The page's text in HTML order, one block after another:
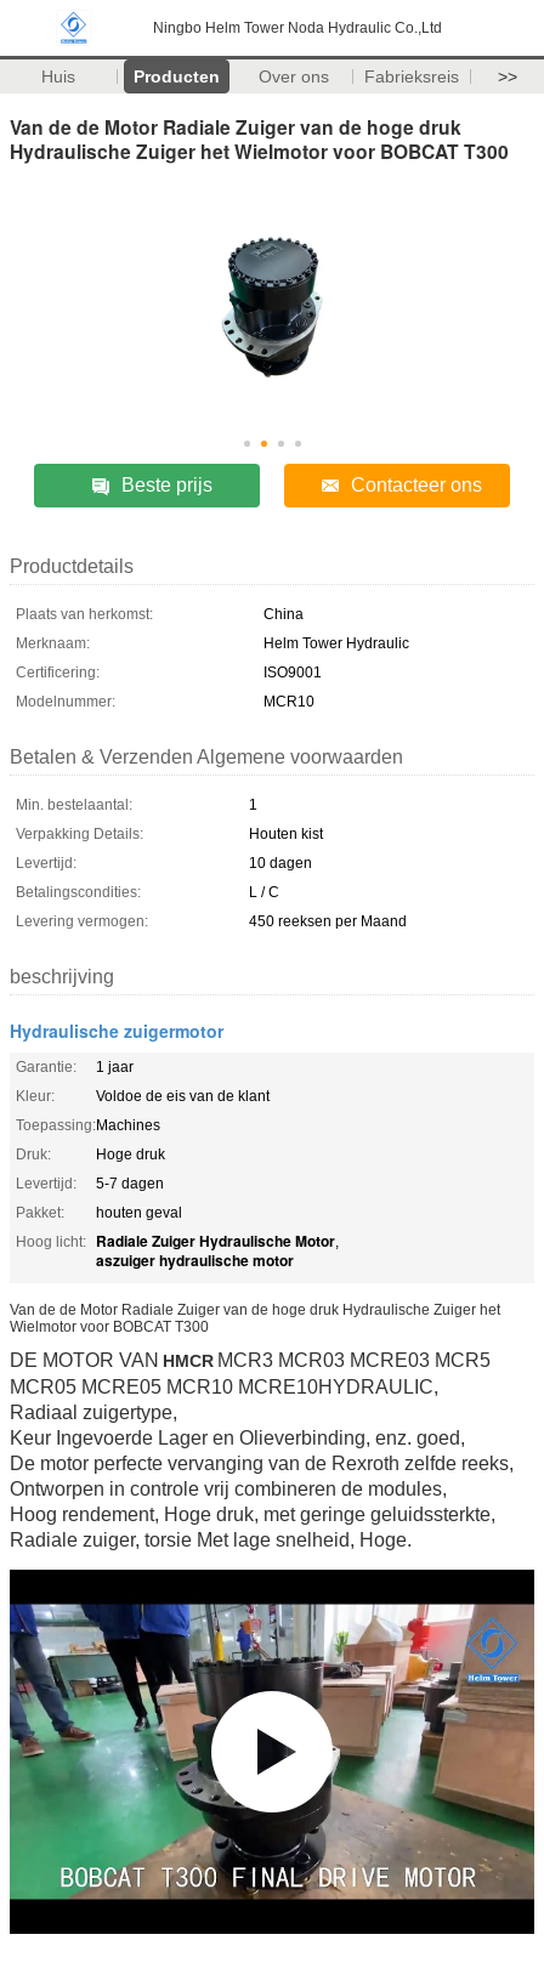
Ningbo Helm Tower Noda Hydraulic Co.,Ltd
Huis Producten Over ons Fabrieksreis >>
Van de de Motor Radiale Zuiger van de hoge druk
Hydraulische Zuiger het Wielmotor voor BOBCAT T300
Beste prijs Contacteer ons
Productdetails
Plaats van herkomst:
China
Merknaam:
Helm Tower Hydraulic
Certificering:
ISO9001
Modelnummer:
MCR10
Betalen & Verzenden Algemene voorwaarden
Min. bestelaantal:
1
Verpakking Details:
Houten kist
Levertijd:
10 dagen
Betalingscondities:
L / C
Levering vermogen:
450 reeksen per Maand
beschrijving
Hydraulische zuigermotor
Garantie:
1 jaar
Kleur:
Voldoe de eis van de klant
Toepassing:Machines
Druk:
Hoge druk
Levertijd:
5-7 dagen
Pakket:
houten geval
Hoog licht:
Radiale Zuiger Hydraulische Motor,
aszuiger hydraulische motor
Van de de Motor Radiale Zuiger van de hoge druk Hydraulische Zuiger het
Wielmotor voor BOBCAT T300
DE MOTOR VAN HMCR MCR3 MCR03 MCRE03 MCR5
MCR05 MCRE05 MCR10 MCRE10HYDRAULIC,
Radiaal zuigertype,
Keur Ingevoerde Lager en Olieverbinding, enz. goed,
De motor perfecte vervanging van de Rexroth zelfde reeks,
Ontworpen in controle vrij combineren de modules,
Hoog rendement, Hoge druk, met geringe geluidssterkte,
Radiale zuiger, torsie Met lage snelheid, Hoge.